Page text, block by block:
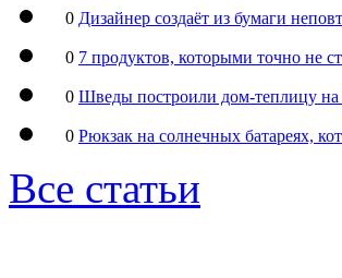
0 Дизайнер создаёт из бумаги
0 7 продуктов, которыми точно не
0 Шведы построили дом-теплицу на
0 Рюкзак на солнечных батареях,
Все статьи